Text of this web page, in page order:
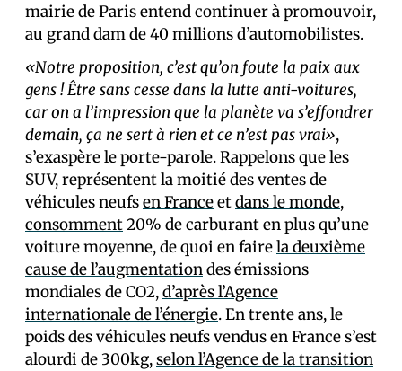
mairie de Paris entend continuer à promouvoir,
au grand dam de 40 millions d’automobilistes.
«Notre proposition, c’est qu’on foute la paix aux
gens ! Être sans cesse dans la lutte anti-voitures,
car on a l’impression que la planète va s’effondrer
demain, ça ne sert à rien et ce n’est pas vrai»,
s’exaspère le porte-parole. Rappelons que les
SUV, représentent la moitié des ventes de
véhicules neufsen Franceetdans le monde,
consomment20% de carburant en plus qu’une
voiture moyenne, de quoi en fairela deuxième
cause de l’augmentationdes émissions
mondiales de CO2,d’après l’Agence
internationale de l’énergie. En trente ans, le
poids des véhicules neufs vendus en France s’est
alourdi de 300kg,selon l’Agence de la transition